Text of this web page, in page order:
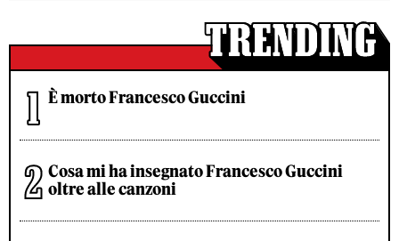
È morto Francesco Guccini
Cosa mi ha insegnato Francesco Guccini
oltre alle canzoni